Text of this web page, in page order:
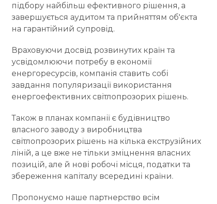
підбору найбільш ефективного рішення, а
завершується аудитом та прийняттям об'єкта
на гарантійний супровід.
Враховуючи досвід розвинутих країн та
усвідомлюючи потребу в економії
енергоресурсів, компанія ставить собі
завдання популяризації використання
енергоефективних світлопрозорих рішень.
Також в планах компанії є будівництво
власного заводу з виробництва
світлопрозорих рішень на кілька екструзійних
ліній, а це вже не тільки зміцнення власних
позицій, але й нові робочі місця, податки та
збереження капіталу всередині країни.
Пропонуємо наше партнерство всім